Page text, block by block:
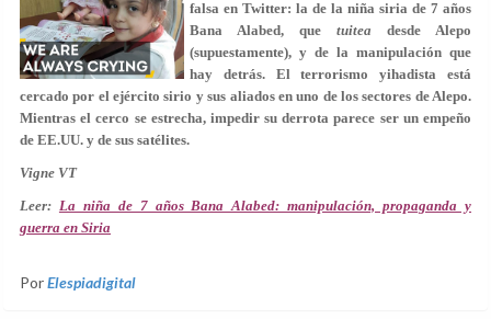
falsa en Twitter: la de la niña siria de 7 años
Bana Alabed, que tuitea desde Alepo
(supuestamente), y de la manipulación que
hay detrás. El terrorismo yihadista está
cercado por el ejército sirio y sus aliados en uno de los sectores de Alepo.
Mientras el cerco se estrecha, impedir su derrota parece ser un empeño
de EE.UU. y de sus satélites.
Vigne VT
Leer: La niña de 7 años Bana Alabed: manipulación, propaganda y
guerra en Siria
PorElespiadigital